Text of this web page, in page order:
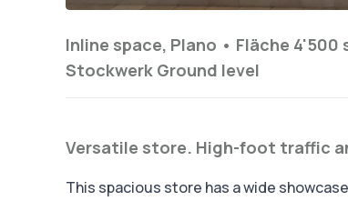
Inline space, Plano • Fläche 4'500
Stockwerk Ground level
Versatile store. High-foot traffic
This spacious store has a wide